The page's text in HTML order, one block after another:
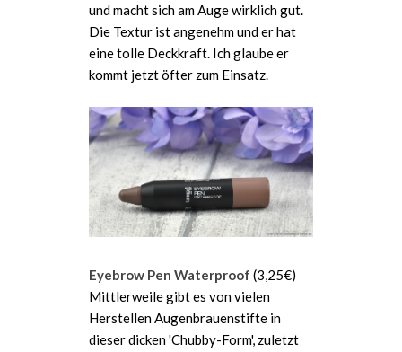
und macht sich am Auge wirklich gut.
Die Textur ist angenehm und er hat
eine tolle Deckkraft. Ich glaube er
kommt jetzt öfter zum Einsatz.
Eyebrow Pen Waterproof (3,25€)
Mittlerweile gibt es von vielen
Herstellen Augenbrauenstifte in
dieser dicken 'Chubby-Form', zuletzt